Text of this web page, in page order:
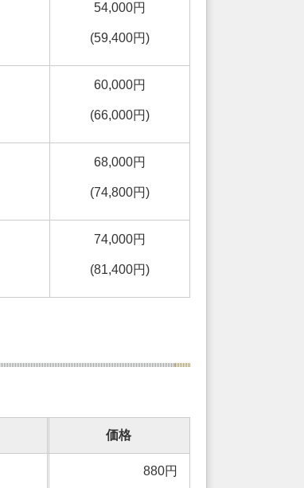
54,000円
(59,400円)
60,000円
(66,000円)
68,000円
(74,800円)
74,000円
(81,400円)
価格
880円